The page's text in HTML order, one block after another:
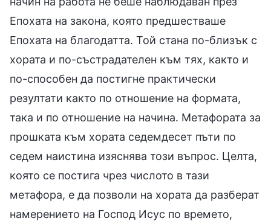
Епохата на закона, която предшестваше
Епохата на благодатта. Той стана по-близък с
хората и по-състрадателен към тях, както и
по-способен да постигне практически
резултати както по отношение на формата,
така и по отношение на начина. Метафората за
прошката към хората седемдесет пъти по
седем наистина изяснява този въпрос. Целта,
която се постига чрез числото в тази
метафора, е да позволи на хората да разберат
намерението на Господ Исус по времето,